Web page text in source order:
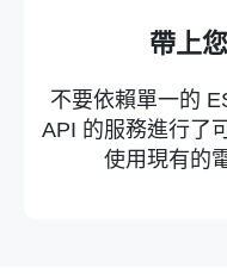
帶上
不要依賴單一的
API 的服務進行了
使用現有的